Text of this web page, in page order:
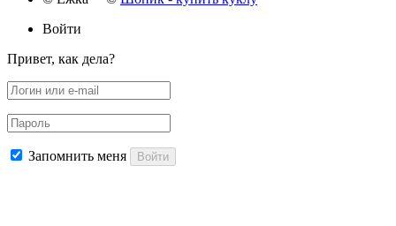
Войти
Привет, как дела?
Запомнить меня Войти